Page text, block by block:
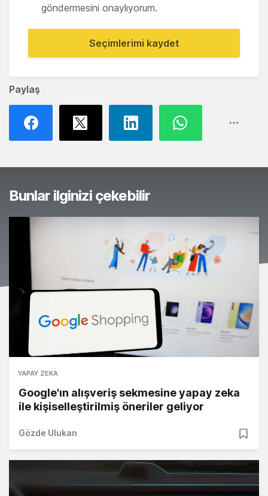
Paylaş
göndermesini onaylıyorum.
Seçimlerimi kaydet
Bunlar ilginizi çekebilir
YAPAY ZEKA
Google'ın alışveriş sekmesine yapay zeka
ile kişiselleştirilmiş öneriler geliyor
Gözde Ulukan